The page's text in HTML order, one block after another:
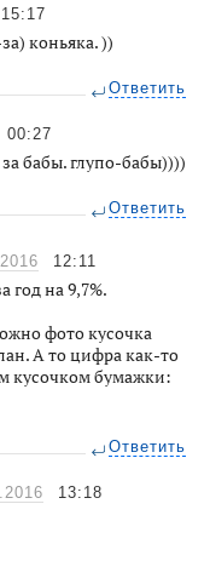
15:17
коньяка. ))
Ответить
00:27
бабы. глупо-бабы))))
Ответить
12:11
год на 9,7%.
фото кусочка
А то цифра как-то
кусочком бумажки:
Ответить
13:18